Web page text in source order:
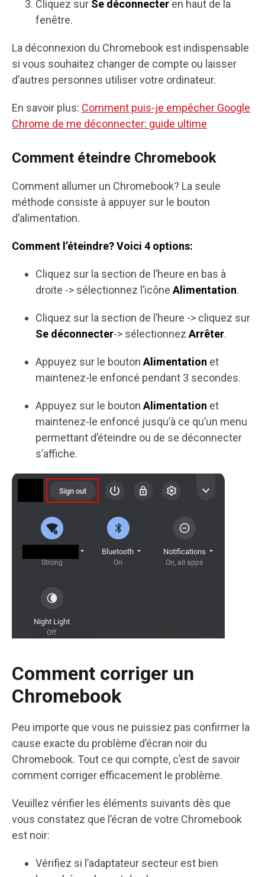
Cliquez sur Se déconnecter en haut de la
fenêtre.
La déconnexion du Chromebook est indispensable
si vous souhaitez changer de compte ou laisser
d’autres personnes utiliser votre ordinateur.
En savoir plus: Comment puis-je empêcher Google
Chrome de me déconnecter: guide ultime
Comment éteindre Chromebook
Comment allumer un Chromebook? La seule
méthode consiste à appuyer sur le bouton
d’alimentation.
Comment l’éteindre? Voici 4 options:
Cliquez sur la section de l’heure en bas à
droite -> sélectionnez l’icôneAlimentation.
Cliquez sur la section de l’heure -> cliquez sur
Se déconnecter-> sélectionnezArrêter.
Appuyez sur le boutonAlimentation et
maintenez-le enfoncé pendant 3 secondes.
Appuyez sur le boutonAlimentation et
maintenez-le enfoncé jusqu’à ce qu’un menu
permettant d’éteindre ou de se déconnecter
s’affiche.
Comment corriger un
Chromebook
Peu importe que vous ne puissiez pas confirmer la
cause exacte du problème d’écran noir du
Chromebook. Tout ce qui compte, c’est de savoir
comment corriger efficacement le problème.
Veuillez vérifier les éléments suivants dès que
vous constatez que l’écran de votre Chromebook
est noir:
Vérifiez si l’adaptateur secteur est bien